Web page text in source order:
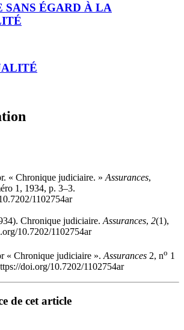
SANS ÉGARD À LA
« Chronique judiciaire. » Assurances,
1, 1934, p. 3–3.
1102754ar
Chronique judiciaire. Assurances, 2(1),
10.7202/1102754ar
« Chronique judiciaire ».Assurances 2, no 1
doi.org/10.7202/1102754ar
de cet article